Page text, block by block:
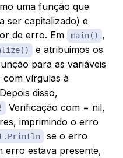
uma função que
ser capitalizado) e
de erro. Em
main() ,
e atribuimos os
para as variáveis
com vírgulas à
disso,
Verificação com = nil,
imprimindo o erro
se o erro
erro estava presente,